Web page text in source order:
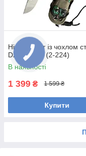
Ніж outdoor із чохлом
D2 KN1194 (2-224)
В наявності
1 399 ₴ 1 599 ₴
Купити